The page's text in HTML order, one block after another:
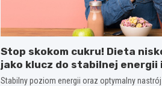
Stop skokom cukru! Dieta
jako klucz do stabilnej energii
nastroju przez cały dzień
Stabilny poziom energii oraz optymalny